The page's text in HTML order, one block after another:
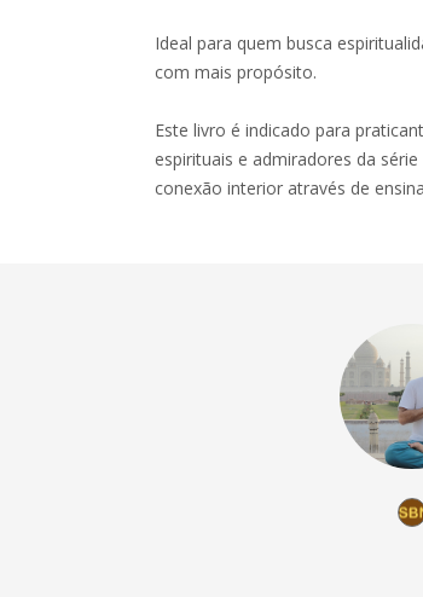
Ideal para quem busca
com mais propósito.
Este livro é indicado para
espirituais e admiradores da
conexão interior através de